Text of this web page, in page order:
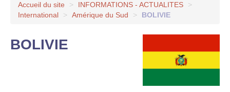
Accueil du site > INFORMATIONS - ACTUALITES
>
International
> Amérique du Sud > BOLIVIE
BOLIVIE